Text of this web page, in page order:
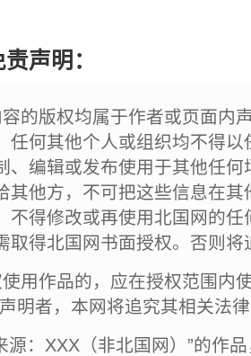
声明：
的版权均属于作者或页面内
任何其他个人或组织均不得
、编辑或发布使用于其他任
其他方，不可把这些信息在
不得修改或再使用北国网的
取得北国网书面授权。否则将
用作品的，应在授权范围内
明者，本网将追究其相关法
源：XXX（非北国网）”的作